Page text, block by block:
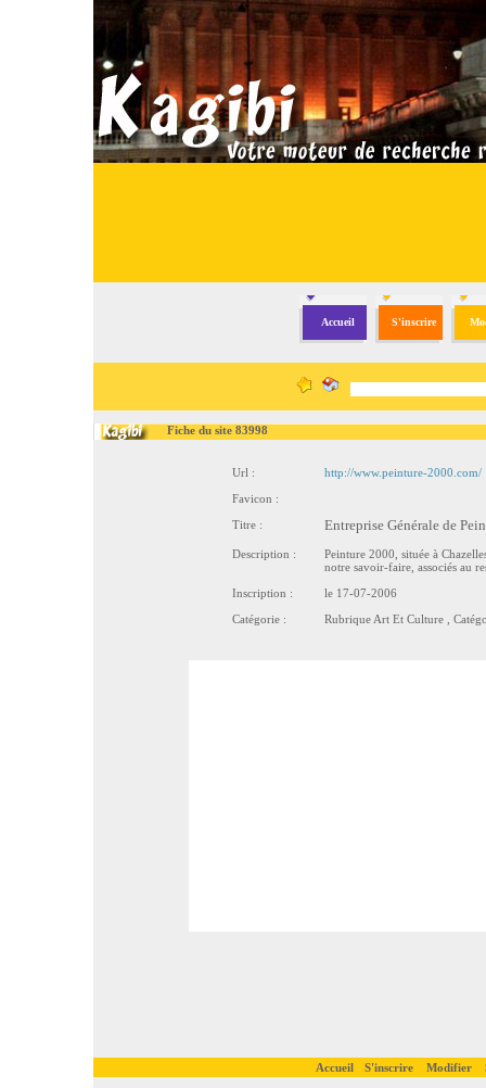
Accueil S'inscrire
Fiche du site 83998
Url :
http://www.peinture-2000.com/
Favicon :
Titre :
Entreprise Générale de
Description :
Peinture 2000, située à
notre savoir-faire, associés au
Inscription :
le 17-07-2006
Catégorie :
Rubrique Art Et Culture,
Accueil S'inscrire Modifier